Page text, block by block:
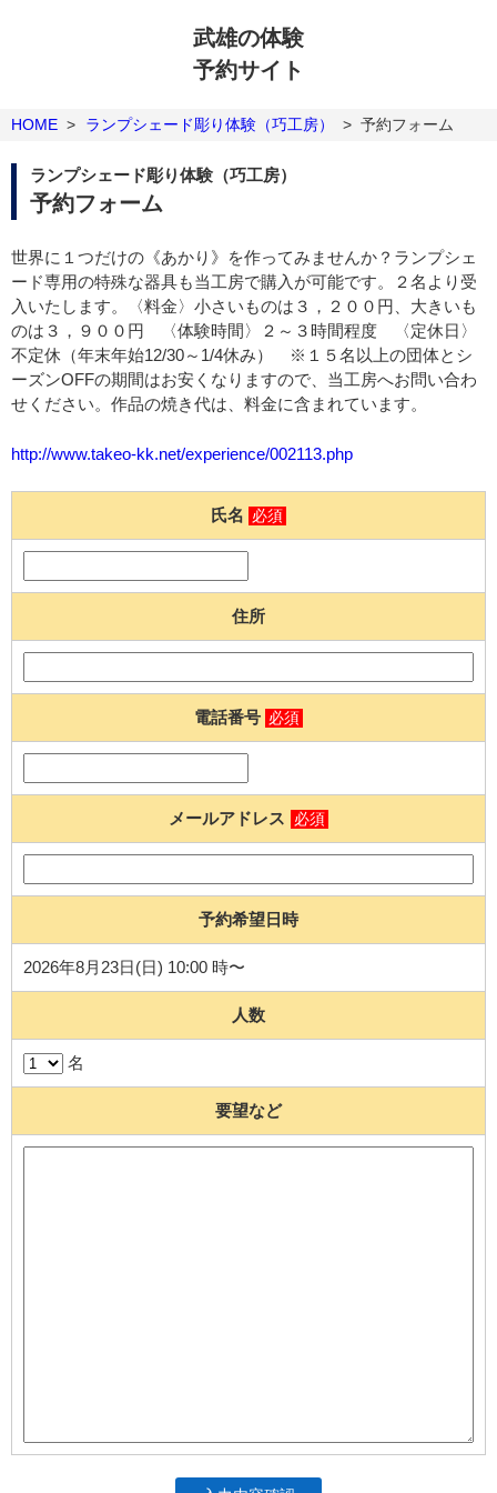
武雄の体験
予約サイト
HOME > ランプシェード彫り体験（巧工房） > 予約フォーム
ランプシェード彫り体験（巧工房）
予約フォーム
世界に１つだけの《あかり》を作ってみませんか？ランプシェ
ード専用の特殊な器具も当工房で購入が可能です。２名より受
入いたします。〈料金〉小さいものは３，２００円、大きいも
のは３，９００円 〈体験時間〉２～３時間程度 〈定休日〉
不定休（年末年始12/30～1/4休み） ※１５名以上の団体とシ
ーズンOFFの期間はお安くなりますので、当工房へお問い合わ
せください。作品の焼き代は、料金に含まれています。
http://www.takeo-kk.net/experience/002113.php
氏名 必須
住所
電話番号 必須
メールアドレス 必須
予約希望日時
2026年8月23日(日) 10:00 時〜
人数
名
要望など